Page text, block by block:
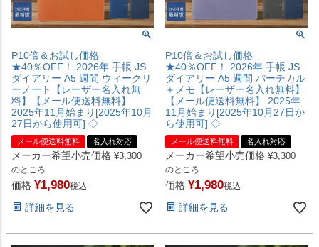
P10倍＆お試し価格
★40％OFF！ 2026年 手帳 JS
ダイアリー A5 週間 ウィークリ
ーノート【レーザー名入れ無
料】【メール便送料無料】
2025年11月始まり[2025年10月
27日から使用可] ◇
メール便送料無料 名入れ対応
メーカー希望小売価格 ¥3,300
のところ
価格 ¥1,980税込
詳細を見る
P10倍＆お試し価格
★40％OFF！ 2026年 手帳 JS
ダイアリー A5 週間 バーチカル
＋メモ【レーザー名入れ無料】
【メール便送料無料】 2025年
11月始まり[2025年10月27日か
ら使用可] ◇
メール便送料無料 名入れ対応
メーカー希望小売価格 ¥3,300
のところ
価格 ¥1,980税込
詳細を見る